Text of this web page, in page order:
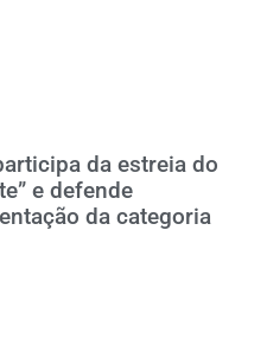
da estreia do
e defende
da categoria